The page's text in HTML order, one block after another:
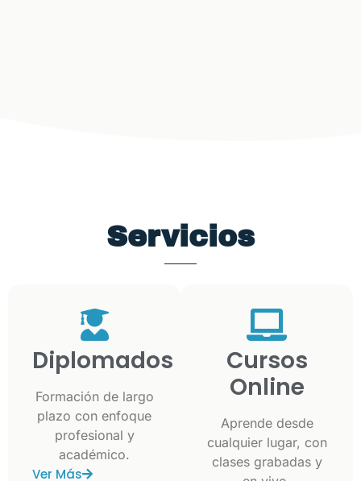
Servicios
Diplomados
Formación de largo
plazo con enfoque
profesional y
académico.
Ver Más
Cursos
Online
Aprende desde
cualquier lugar, con
clases grabadas y